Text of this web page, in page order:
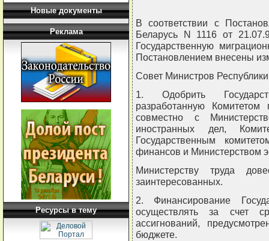
Новые документы
Реклама
Ресурсы в тему
В соответствии с
Беларусь N 1116 от
Государственную
Постановлением внесены
Совет Министров
1. Одобрить
разработанную
совместно с
иностранных дел,
Государственным
финансов и Министерством
Министерству труда
заинтересованных.
2. Финансирование
осуществлять за счет
ассигнований,
бюджете.